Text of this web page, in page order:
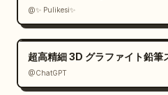
@✨ Pulikesi✨
超高精細 3D グラファイト鉛筆
@ChatGPT